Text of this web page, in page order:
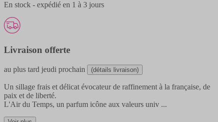
En stock - expédié en 1 à 3 jours
Livraison offerte
au plus tard jeudi prochain (détails livraison)
Un sillage frais et délicat évocateur de raffinement à la française, de
paix et de liberté.
L'Air du Temps, un parfum icône aux valeurs univ ...